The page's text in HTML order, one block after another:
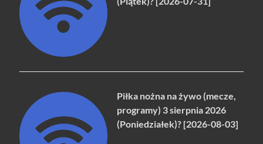
Piłka nożna na żywo (mecze,
programy) 3 sierpnia 2026
(Poniedziałek)? [2026-08-03]